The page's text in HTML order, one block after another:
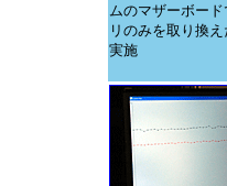
ムのマザーボー
リのみを取り換
実施